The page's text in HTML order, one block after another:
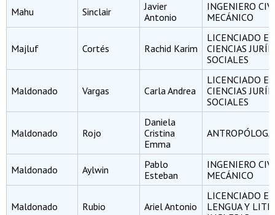
Mahu Sinclair
Javier
Antonio
INGENIERO
MECÁNICO
Majluf Cortés Rachid Karim
LICENCIADO EN
CIENCIAS
SOCIALES
Maldonado Vargas Carla Andrea
LICENCIADO EN
CIENCIAS
SOCIALES
Maldonado Rojo
Daniela
Cristina
Emma
Maldonado Aylwin
Pablo
Esteban
INGENIERO
MECÁNICO
Maldonado Rubio Ariel Antonio
LICENCIADO EN
LENGUA Y